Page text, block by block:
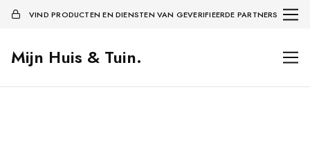
VIND PRODUCTEN EN DIENSTEN VAN GEVERIFIEERDE PARTNERS
Mijn Huis & Tuin.